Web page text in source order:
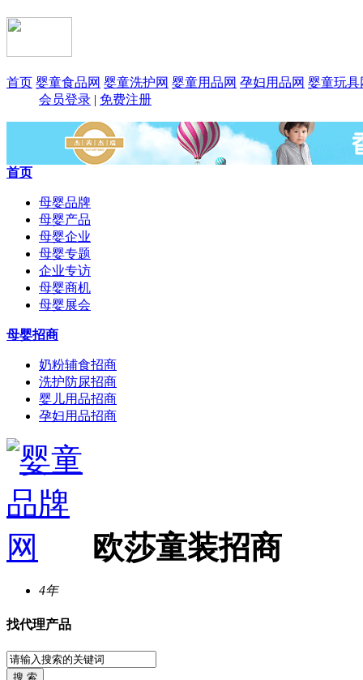
首页 婴童食品网 婴童洗护网 婴童用品网 孕妇用品网 婴童玩具
会员登录 | 免费注册
首页
母婴品牌
母婴产品
母婴企业
母婴专题
企业专访
母婴商机
母婴展会
母婴招商
奶粉辅食招商
洗护防尿招商
婴儿用品招商
孕妇用品招商
欧莎童装招商
4年
找代理产品